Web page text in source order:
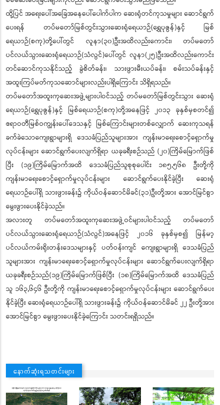
ထို့ပြင် အရေးပေါ်အခြေအနေပေါ်ပေါက်ပါက ဆေးရုံတင်ကုသမှုများ ဆောင်ရွက်
ပေးရန် တပ်မတော်မြစ်တွင်းသွားဆေးရုံရေယာဉ်(ရွှေပုဇွန်)နှင့် မြစ်
ရေယာဉ်(စကု)တို့ပေါ်တွင် လူနာ(၃၀)ဦးအထိလည်းကောင်း၊ တပ်မတော်
ပင်လယ်သွားဆေးရုံရေယာဉ်(သံလွင်)ပေါ်တွင် လူနာ(၂၅)ဦးအထိလည်းကောင်း
တင်ဆောင်ကုသနိုင်သည့် ခွဲစိတ်ခန်း၊ သားဖွားမီးယပ်ခန်း၊ စမ်းသပ်ခန်းနှင့်
အထူးကြပ်မတ်ကုသဆောင်များလည်းပါရှိကြောင်း သိရှိရသည်။
တပ်မတော်အထူးကုဆေးအဖွဲ့များပါဝင်သည့် တပ်မတော်မြစ်တွင်းသွား ဆေးရုံ
ရေယာဉ်(ရွှေပုဇွန်)နှင့် မြစ်ရေယာဉ်(စကု)တို့အနေဖြင့် ၂၀၁၃ ခုနှစ်မှစတင်၍
ဧရာဝတီမြစ်ဝကျွန်းပေါ်ဒေသနှင့် မြစ်ကြောင်းများတစ်လျှောက် ဆေးကုသရန်
ခက်ခဲသောကျေးရွာများရှိ ဒေသခံပြည်သူများအား ကျန်းမာရေးစောင့်ရှောက်မှု
လုပ်ငန်းများ ဆောင်ရွက်ပေးလျက်ရှိရာ ယခုခရီးစဉ်သည် (၂၀)ကြိမ်မြောက်ဖြစ်
ပြီး (၁၉)ကြိမ်မြောက်အထိ ဒေသခံပြည်သူစုစုပေါင်း ၁၈၅,၅၆၈ ဦးတို့ကို
ကျန်းမာရေးစောင့်ရှောက်မှုလုပ်ငန်းများ ဆောင်ရွက်ပေးနိုင်ခဲ့ပြီး ဆေးရုံ
ရေယာဉ်ပေါ်ရှိ သားဖွားခန်း၌ ကိုယ်ဝန်ဆောင်မိခင်(၃၁)ဦးတို့အား အောင်မြင်စွာ
မွေးဖွားပေးနိုင်ခဲ့သည်။
အလားတူ တပ်မတော်အထူးကုဆေးအဖွဲ့ဝင်များပါဝင်သည့် တပ်မတော်
ပင်လယ်သွားဆေးရုံရေယာဉ်(သံလွင်)အနေဖြင့် ၂၀၁၆ ခုနှစ်မှစ၍ မြန်မာ့
ပင်လယ်ကမ်းရိုးတန်းဒေသများနှင့် ပတ်ဝန်းကျင် ကျေးရွာများရှိ ဒေသခံပြည်
သူများအား ကျန်းမာရေးစောင့်ရှောက်မှုလုပ်ငန်းများ ဆောင်ရွက်ပေးလျက်ရှိရာ
ယခုခရီးစဉ်သည်(၁၉)ကြိမ်မြောက်ဖြစ်ပြီး (၁၈)ကြိမ်မြောက်အထိ ဒေသခံပြည်
သူ ၁၆၃,၆၄၆ ဦးတို့ကို ကျန်းမာရေးစောင့်ရှောက်မှုလုပ်ငန်းများ ဆောင်ရွက်ပေး
နိုင်ခဲ့ပြီး ဆေးရုံရေယာဉ်ပေါ်ရှိ သားဖွားခန်း၌ ကိုယ်ဝန်ဆောင်မိခင် ၂၂ ဦးတို့အား
အောင်မြင်စွာ မွေးဖွားပေးနိုင်ခဲ့ကြောင်း သတင်းရရှိသည်။
နောက်ဆုံးရသတင်းများ